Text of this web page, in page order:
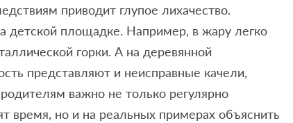
приводит глупое лихачество.
площадке. Например, в жару легко
горки. А на деревянной
представляют и неисправные качели,
важно не только регулярно
время, но и на реальных примерах объяснить